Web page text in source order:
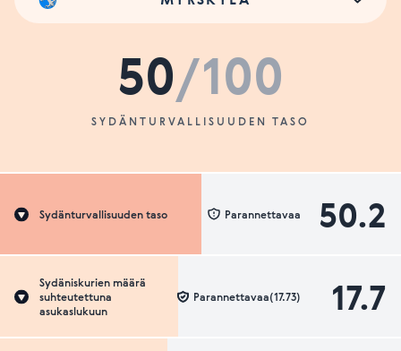
50/100
SYDÄNTURVALLISUUDEN TASO
Sydänturvallisuuden taso 50.2
Parannettavaa
Sydäniskurien määrä
suhteutettuna
asukaslukuun
17.7
Parannettavaa(17.73)